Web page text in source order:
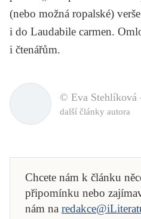
(nebo možná ropalské)
i do Laudabile carmen.
i čtenářům.
© Eva Stehlíková
další články autora
Chcete nám k článku
připomínku nebo
nám na